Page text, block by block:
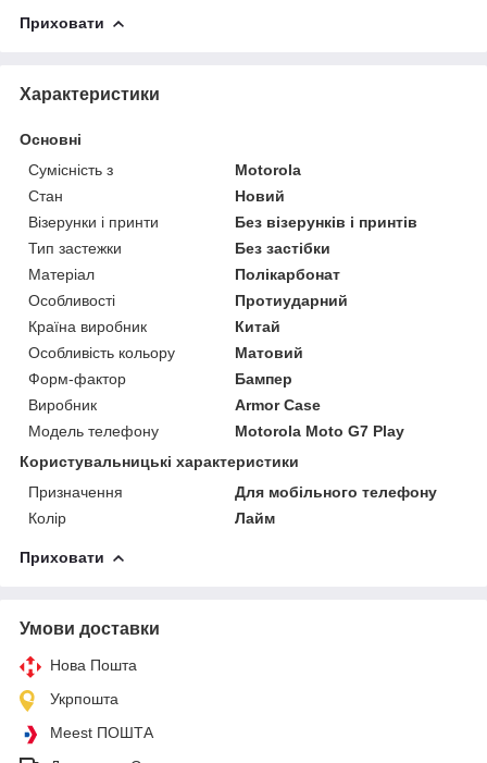
Приховати
Характеристики
Основні
Сумісність з
Motorola
Стан
Новий
Візерунки і принти
Без візерунків і принтів
Тип застежки
Без застібки
Матеріал
Полікарбонат
Особливості
Протиударний
Країна виробник
Китай
Особливість кольору
Матовий
Форм-фактор
Бампер
Виробник
Armor Case
Модель телефону
Motorola Moto G7 Play
Користувальницькі характеристики
Призначення
Для мобільного телефону
Колір
Лайм
Приховати
Умови доставки
Нова Пошта
Укрпошта
Meest ПОШТА